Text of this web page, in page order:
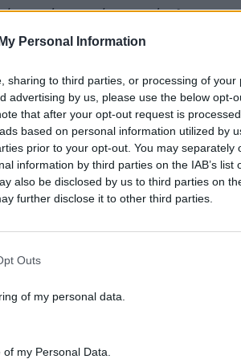
Personal Information
sharing to third parties, or processing of your
advertising by us, please use the below opt-
that after your opt-out request is
based on personal information utilized by
prior to your opt-out. You may separately
information by third parties on the IAB’s list
also be disclosed by us to third parties on
further disclose it to other third parties.
Outs
of my personal data.
my Personal Data.
να φύγω με ένα χαμόγελο
καρδιάς μου αυτό, δεν έχει